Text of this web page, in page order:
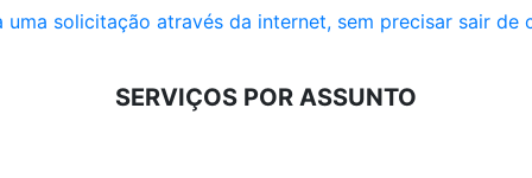
uma solicitação através da internet, sem precisar sair de
SERVIÇOS POR ASSUNTO